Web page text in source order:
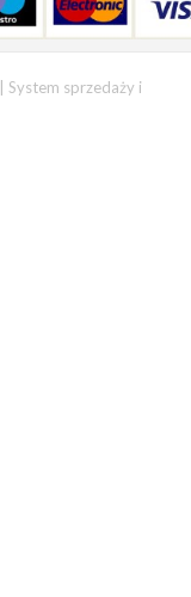
System sprzedaży i